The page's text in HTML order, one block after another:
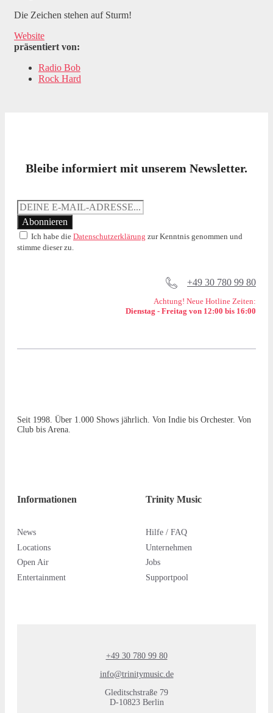
Die Zeichen stehen auf Sturm!
Website
präsentiert von:
Radio Bob
Rock Hard
Bleibe informiert mit unserem Newsletter.
Ich habe die Datenschutzerklärung zur Kenntnis genommen und
stimme dieser zu.
+49 30 780 99 80
Achtung! Neue Hotline Zeiten:
Dienstag - Freitag von 12:00 bis 16:00
Seit 1998. Über 1.000 Shows jährlich. Von Indie bis Orchester. Von
Club bis Arena.
Informationen
News
Locations
Open Air
Entertainment
Trinity Music
Hilfe / FAQ
Unternehmen
Jobs
Supportpool
+49 30 780 99 80
info@trinitymusic.de
Gleditschstraße 79
D-10823 Berlin